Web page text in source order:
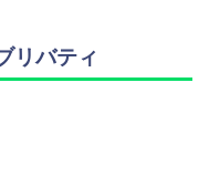
リバティ